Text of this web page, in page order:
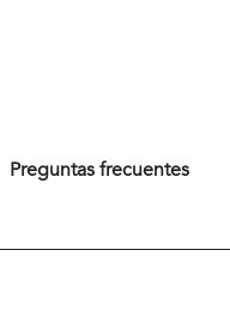
Preguntas frecuentes